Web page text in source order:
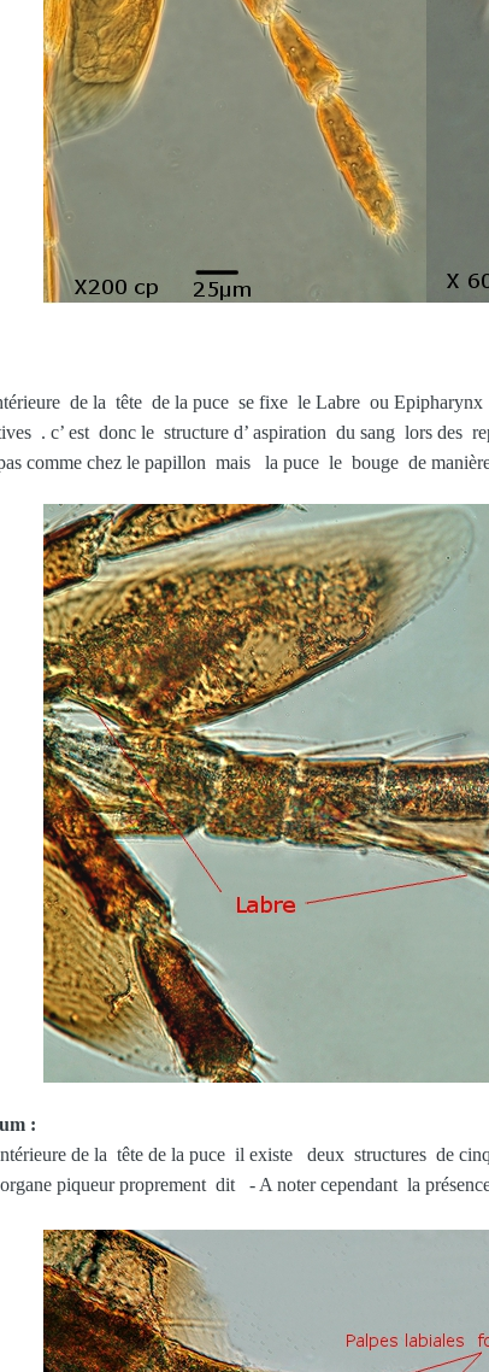
de la tête de la puce se fixe le Labre ou
. c’ est donc le structure d’ aspiration du sang lors des
comme chez le papillon mais la puce le bouge de
:
de la tête de la puce il existe deux structures de
piqueur proprement dit - A noter cependant la